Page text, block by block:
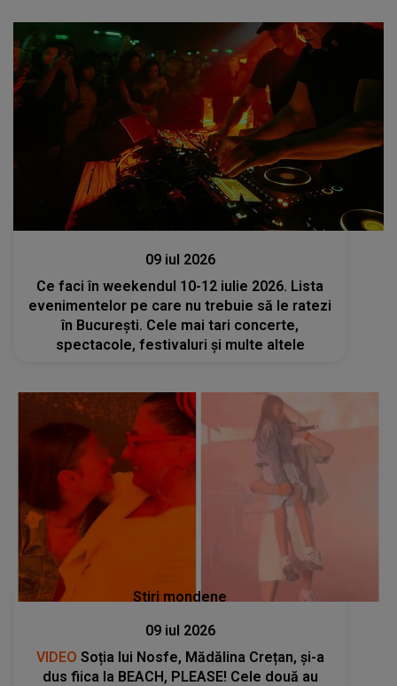
09 iul 2026
Ce faci în weekendul 10-12 iulie 2026. Lista
evenimentelor pe care nu trebuie să le ratezi
în București. Cele mai tari concerte,
spectacole, festivaluri și multe altele
Stiri mondene
09 iul 2026
VIDEO Soția lui Nosfe, Mădălina Crețan, și-a
dus fiica la BEACH, PLEASE! Cele două au